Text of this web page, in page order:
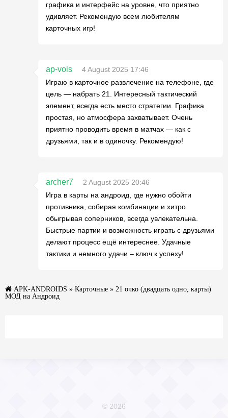
графика и интерфейс на уровне, что приятно
удивляет. Рекомендую всем любителям
карточных игр!
ap-vols
4 August 2025 17:46
Играю в карточное развлечение на телефоне, где
цель — набрать 21. Интересный тактический
элемент, всегда есть место стратегии. Графика
простая, но атмосфера захватывает. Очень
приятно проводить время в матчах — как с
друзьями, так и в одиночку. Рекомендую!
archer7
2 August 2025 20:46
Игра в карты на андроид, где нужно обойти
противника, собирая комбинации и хитро
обыгрывая соперников, всегда увлекательна.
Быстрые партии и возможность играть с друзьями
делают процесс ещё интереснее. Удачные
тактики и немного удачи – ключ к успеху!
APK-ANDROIDS » Карточные » 21 очко (двадцать одно, карты)
МОД на Андроид
© 2026